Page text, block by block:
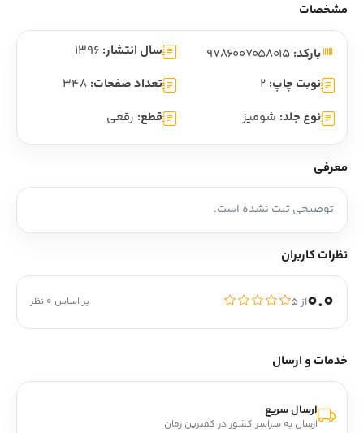
مشخصات
بارکد: سال انتشار: 1396
نوبت چاپ: 2 تعداد صفحات: 348
نوع جلد: شومیز قطع: رقعی
معرفی
توضیحی ثبت نشده است.
نظرات کاربران
0.0از ۵ بر اساس 0 نظر
خدمات و ارسال
ارسال سریع
ارسال به سراسر کشور در کمترین زمان